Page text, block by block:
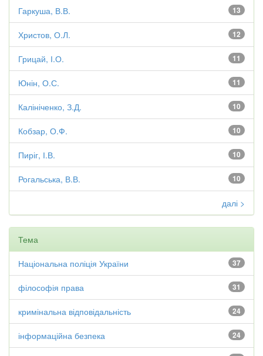
13
Гаркуша, В.В.
12
Христов, О.Л.
11
Грицай, І.О.
11
Юнін, О.С.
10
Калініченко, З.Д.
10
Кобзар, О.Ф.
10
Пиріг, І.В.
10
Рогальська, В.В.
далі >
Тема
37
Національна поліція України
31
філософія права
24
кримінальна відповідальність
24
інформаційна безпека